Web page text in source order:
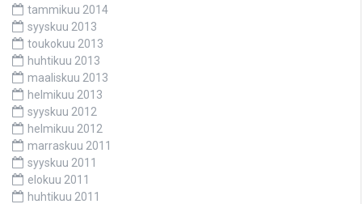
tammikuu 2014
syyskuu 2013
toukokuu 2013
huhtikuu 2013
maaliskuu 2013
helmikuu 2013
syyskuu 2012
helmikuu 2012
marraskuu 2011
syyskuu 2011
elokuu 2011
huhtikuu 2011